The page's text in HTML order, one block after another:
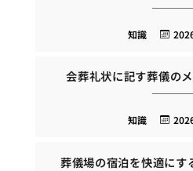
知識
会葬礼状に記す葬儀の
知識
葬儀場の宿泊を快適にす